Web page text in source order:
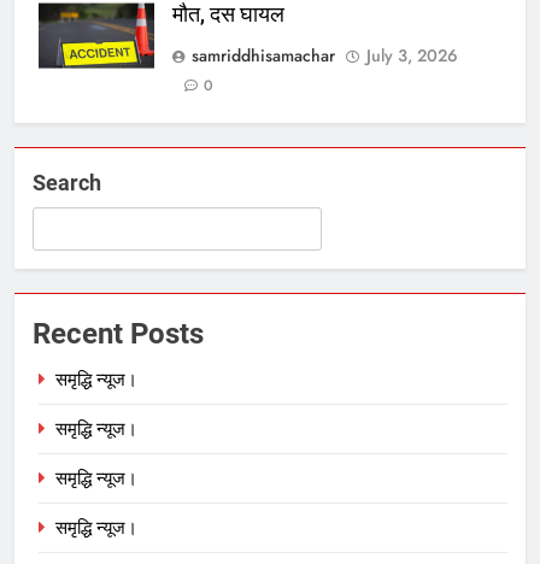
मौत, दस घायल
samriddhisamachar
July 3, 2026
0
Search
Recent Posts
समृद्धि न्यूज।
समृद्धि न्यूज।
समृद्धि न्यूज।
समृद्धि न्यूज।